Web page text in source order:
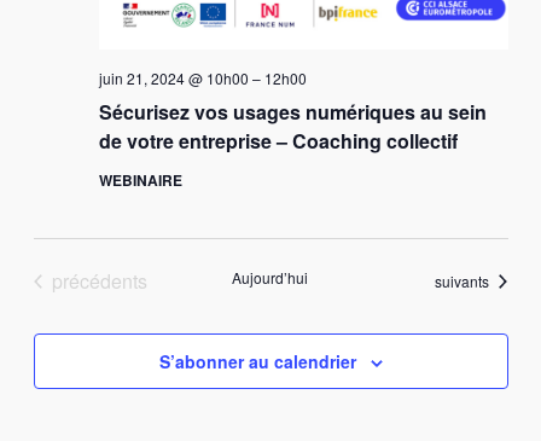
Sécurisez vos usages numériques au sein
de votre entreprise – Coaching collectif
juin 21, 2024 @ 10h00 – 12h00
WEBINAIRE
Évènements
précédents Aujourd’hui Évènements
suivants
S’abonner au calendrier